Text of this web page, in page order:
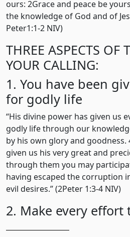
ours: 2Grace and peace be
the knowledge of God and of
Peter1:1-2 NIV)
THREE ASPECTS OF
YOUR CALLING:
1. You have been
for godly life
“His divine power has given us
godly life through our
by his own glory and goodness.
given us his very great and
through them you may
having escaped the corruption
evil desires.” (2Peter 1:3-4 NIV)
2. Make every